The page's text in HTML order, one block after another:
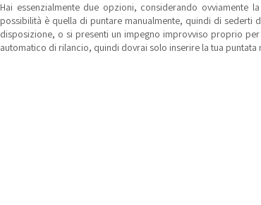
Hai essenzialmente due opzioni, considerando
possibilità è quella di puntare manualmente, quindi di sederti
disposizione, o si presenti un impegno improvviso proprio
automatico di rilancio, quindi dovrai solo inserire la tua